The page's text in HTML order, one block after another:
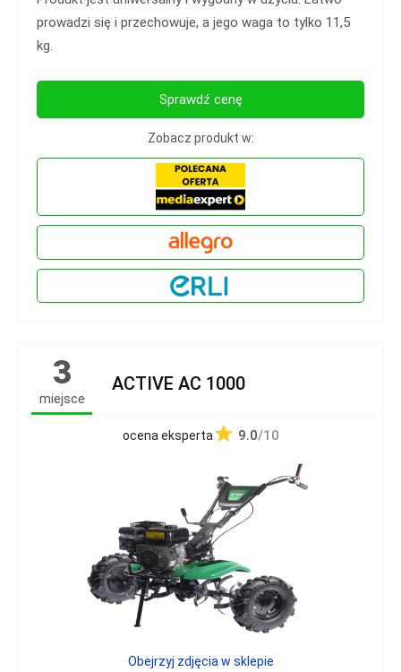
prowadzi się i przechowuje, a jego waga to tylko 11,5
kg.
Sprawdź cenę
Zobacz produkt w:
3
miejsce
ACTIVE AC 1000
ocena eksperta 9.0/10
Obejrzyj zdjęcia w sklepie